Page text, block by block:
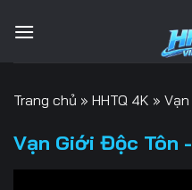
qua
Trang chủ » HHTQ 4K »
Vạn Giới Độc Tôn